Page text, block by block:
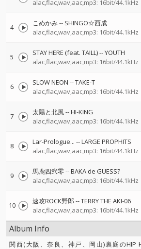
alac,flac,wav,aac,mp3: 16bit/44.1kHz
4 こめかみ-- SHINGO☆西成
alac,flac,wav,aac,mp3: 16bit/44.1kHz
5 STAY HERE (feat. TAILL)--YOUTH
alac,flac,wav,aac,mp3: 16bit/44.1kHz
6 SLOW NEON --TAKE-T
alac,flac,wav,aac,mp3: 16bit/44.1kHz
7 太陽と北風--HI-KING
alac,flac,wav,aac,mp3: 16bit/44.1kHz
8 Lar-Prologue... --LARGE PROPHITS
alac,flac,wav,aac,mp3: 16bit/44.1kHz
9 馬鹿四弐零 --BAKA de GUESS?
alac,flac,wav,aac,mp3: 16bit/44.1kHz
10 速攻ROCK野郎 --TERRY THE AKI-06
alac,flac,wav,aac,mp3: 16bit/44.1kHz
Album Info
関西(大阪、奈良、神戸、岡山)裏庭のHIP